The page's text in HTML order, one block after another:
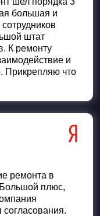
большая и
штат
К ремонту
и
Прикрепляю что
ремонта в
плюс,
согласования.